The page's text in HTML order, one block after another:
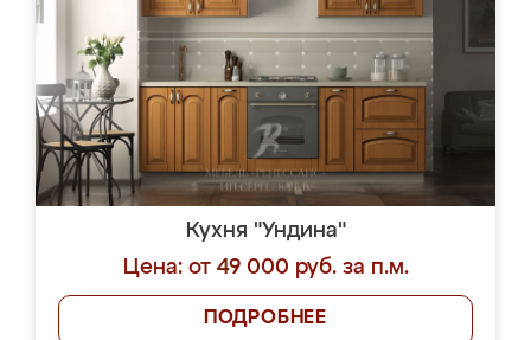
Кухня "Ундина"
Цена: от 49 000 руб. за п.м.
ПОДРОБНЕЕ